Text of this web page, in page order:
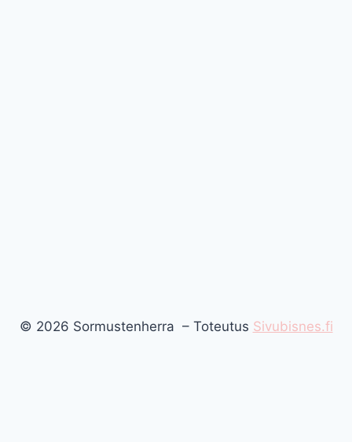
© 2026 Sormustenherra – Toteutus Sivubisnes.fi